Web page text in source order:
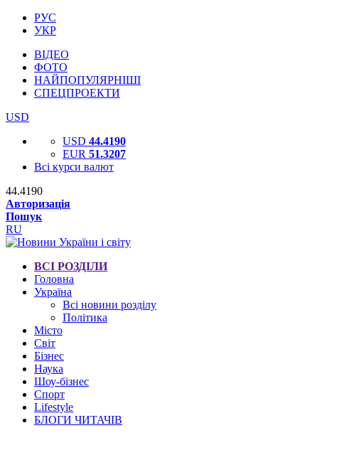
РУС
УКР
ВІДЕО
ФОТО
НАЙПОПУЛЯРНІШІ
СПЕЦПРОЕКТИ
USD
USD 44.4190
EUR 51.3207
Всі курси валют
44.4190
Авторизація
Пошук
RU
ВСІ РОЗДІЛИ
Головна
Україна
Всі новини розділу
Політика
Місто
Світ
Бізнес
Наука
Шоу-бізнес
Спорт
Lifestyle
БЛОГИ ЧИТАЧІВ